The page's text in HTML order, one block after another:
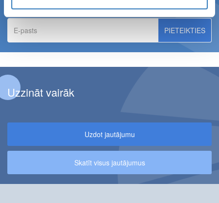
E-
pasts
Uzzināt vairāk
Uzdot jautājumu
Skatīt visus jautājumus